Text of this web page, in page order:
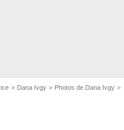
Dana Ivgy Photos de Dana Ivgy